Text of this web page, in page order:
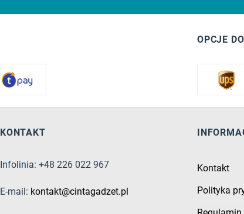
OPCJE
KONTAKT
Infolinia: +48 226 022 967
E-mail: kontakt@cintagadzet.pl
Kontakt
Polityka